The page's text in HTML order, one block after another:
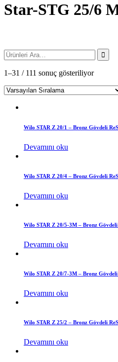
Star-STG 25/6
1–31 / 111 sonuç gösteriliyor
Wilo STAR Z 20/1 – Bronz Gövdeli
Devamını oku
Wilo STAR Z 20/4 – Bronz Gövdeli
Devamını oku
Wilo STAR Z 20/5-3M – Bronz Gövdeli
Devamını oku
Wilo STAR Z 20/7-3M – Bronz Gövdeli
Devamını oku
Wilo STAR Z 25/2 – Bronz Gövdeli
Devamını oku